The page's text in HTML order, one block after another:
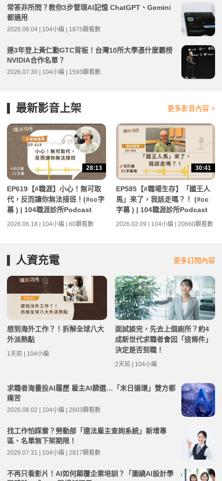
常答非所問？教你3步管理AI記憶 ChatGPT、Gemini
都適用
2026.08.04 | 104小編 | 1875觀看數
連3年登上黃仁勳GTC背板！台灣10所大學憑什麼霸榜
NVIDIA合作名單？
2026.07.30 | 104小編 | 1593觀看數
最新影音上架 更多影音內容 >
28:13
EP619【#職涯】小心！無可取
代，反而讓你無法接班！(#cc字
幕 ) | 104職涯診所Podcast
2026.06.18 | 104小編 | 60觀看數
30:41
EP585【#職場生存】「國王人
馬」來了，我該走嗎？！ (#cc
字幕 ) | 104職涯診所Podcast
2026.02.09 | 104小編 | 20660觀看數
人資充電 更多訂閱內容
想到海外工作？！拆解全球八大
外派熱點
1天前 | 104小編
面試談完，先去上個廁所？約4
成新世代求職者會因「這條件」
決定是否到職！
2天前 | 104小編
求職者海量投AI履歷 雇主AI篩選…「末日循環」雙方都
痛苦
2026.08.02 | 104小編 | 2603觀看數
找工作怕踩雷？勞動部「違法雇主查詢系統」新增專
區、名單無下架期限！
2026.07.31 | 104小編 | 2817觀看數
不再只看影片！AI如何顛覆企業培訓？「圍繞AI設計學